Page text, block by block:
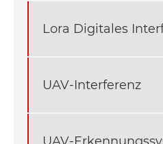
Lora Digitales
UAV-Interferenz